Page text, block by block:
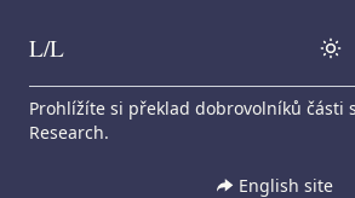
Skip to content
L/L
Prohlížíte si překlad dobrovolníků části
Research.
English site